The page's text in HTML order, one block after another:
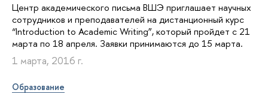
Центр академического письма ВШЭ приглашает научных
сотрудников и преподавателей на дистанционный курс
“Introduction to Academic Writing”, который пройдет с 21
марта по 18 апреля. Заявки принимаются до 15 марта.
1 марта, 2016 г.
Образование